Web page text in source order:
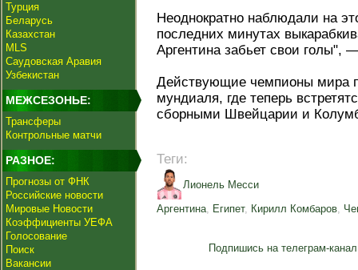
Турция
Беларусь
Казахстан
MLS
Саудовская Аравия
Узбекистан
МЕЖСЕЗОНЬЕ:
Трансферы
Контрольные матчи
РАЗНОЕ:
Прогнозы от ФНК
Российские новости
Мировые Новости
Коэффициенты УЕФА
Голосование
Поиск
Вакансии
Неоднократно наблюдали на
последних минутах
Аргентина забьет свои голы",
Действующие чемпионы мира
мундиаля, где теперь
сборными Швейцарии и
Теги:
Лионель Месси
Аргентина, Египет, Кирилл Комбаров,
Подпишись на телеграм-